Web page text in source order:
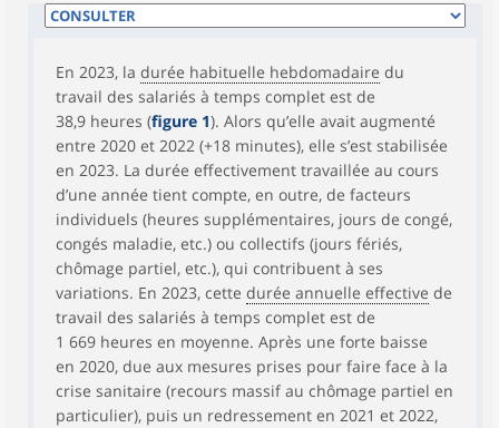
En 2023, la durée habituelle hebdomadaire du
travail des salariés à temps complet est de
38,9 heures (figure 1). Alors qu’elle avait augmenté
entre 2020 et 2022 (+18 minutes), elle s’est stabilisée
en 2023. La durée effectivement travaillée au cours
d’une année tient compte, en outre, de facteurs
individuels (heures supplémentaires, jours de congé,
congés maladie, etc.) ou collectifs (jours fériés,
chômage partiel, etc.), qui contribuent à ses
variations. En 2023, cette durée annuelle effective de
travail des salariés à temps complet est de
1 669 heures en moyenne. Après une forte baisse
en 2020, due aux mesures prises pour faire face à la
crise sanitaire (recours massif au chômage partiel en
particulier), puis un redressement en 2021 et 2022,